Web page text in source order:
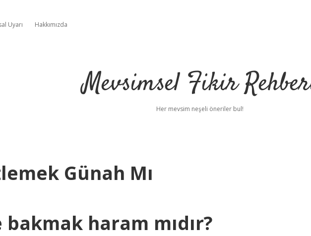
Uyarı Hakkımızda
Mevsimsel Fikir
Her mevsim neşeli öneriler bul!
Günah Mı
bakmak haram mıdır?